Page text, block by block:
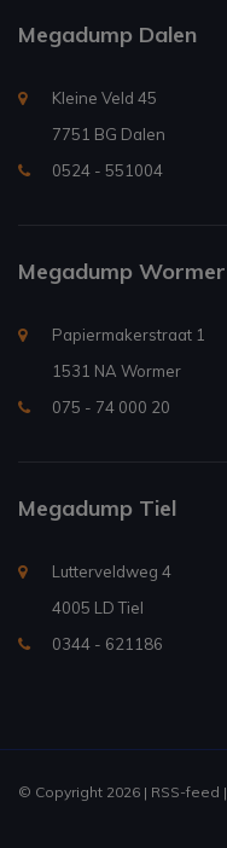
Megadump Dalen
Kleine Veld 45
7751 BG Dalen
0524 - 551004
Megadump Wormer
Papiermakerstraat 1
1531 NA Wormer
075 - 74 000 20
Megadump Tiel
Lutterveldweg 4
4005 LD Tiel
0344 - 621186
© Copyright 2026 | RSS-feed |